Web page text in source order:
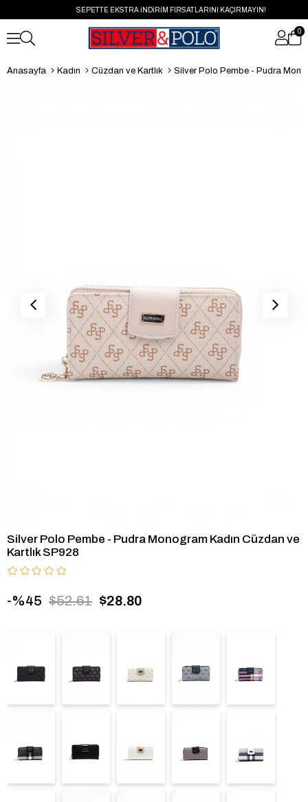
SEPETTE EKSTRA İNDİRİM FIRSATLARINI KAÇIRMAYIN!
0
Anasayfa Kadın Cüzdan ve Kartlık Silver Polo Pembe - Pudra Monogram
Silver Polo Pembe - Pudra Monogram Kadın Cüzdan ve
Kartlık SP928
45 $52.61 $28.80